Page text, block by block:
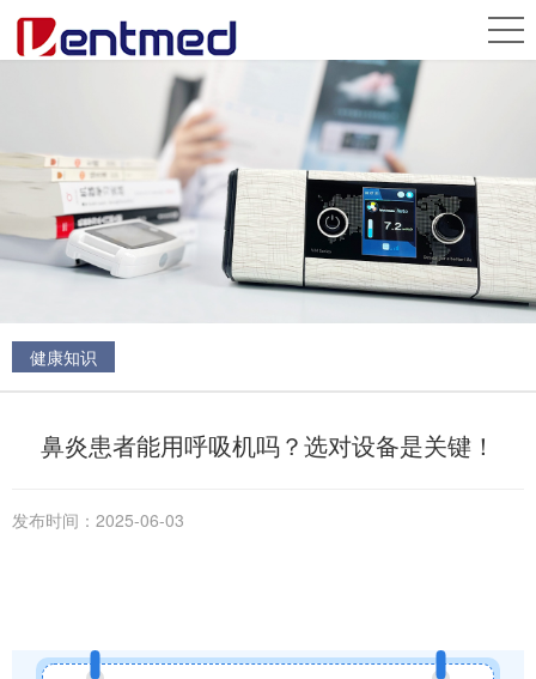
健康知识
鼻炎患者能用呼吸机吗？选对设备是关键！
发布时间： 2025-06-03